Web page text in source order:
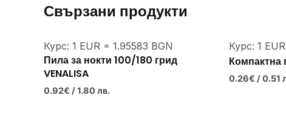
Свързани продукти
Курс: 1 EUR = 1.95583 BGN
Пила за нокти 100/180 грид
VENALISA
0.92€ / 1.80 лв.
Курс: 1
Компактна
0.26€ / 0.51